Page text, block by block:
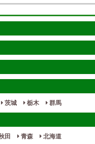
茨城 栃木 群馬
田 青森 北海道